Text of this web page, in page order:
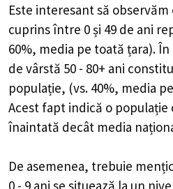
Este interesant să
cuprins între 0 și 49 de ani
60%, media pe toată țara).
de vârstă 50 - 80+ ani
populație, (vs. 40%, media
Acest fapt indică o populație
înaintată decât media
De asemenea, trebuie